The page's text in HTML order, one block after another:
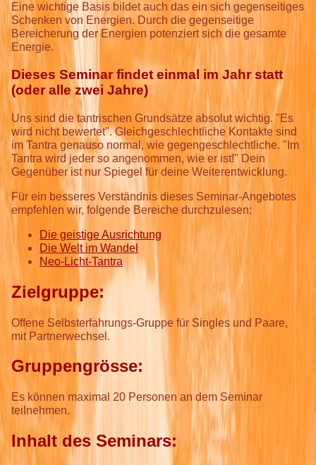
Eine wichtige Basis bildet auch das ein sich gegenseitiges
Schenken von Energien. Durch die gegenseitige
Bereicherung der Energien potenziert sich die gesamte
Energie.
Dieses Seminar findet einmal im Jahr statt
(oder alle zwei Jahre)
Uns sind die tantrischen Grundsätze absolut wichtig. "Es
wird nicht bewertet". Gleichgeschlechtliche Kontakte sind
im Tantra genauso normal, wie gegengeschlechtliche. "Im
Tantra wird jeder so angenommen, wie er ist!" Dein
Gegenüber ist nur Spiegel für deine Weiterentwicklung.
Für ein besseres Verständnis dieses Seminar-Angebotes
empfehlen wir, folgende Bereiche durchzulesen:
Die geistige Ausrichtung
Die Welt im Wandel
Neo-Licht-Tantra
Zielgruppe:
Offene Selbsterfahrungs-Gruppe für Singles und Paare,
mit Partnerwechsel.
Gruppengrösse:
Es können maximal 20 Personen an dem Seminar
teilnehmen.
Inhalt des Seminars: